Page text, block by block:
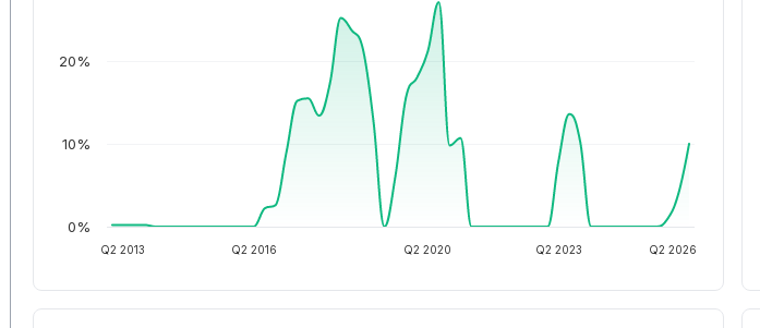
Q2 2013 Q2 2016 Q2 2020 Q2 2023 Q2 2026
0%
10%
20%